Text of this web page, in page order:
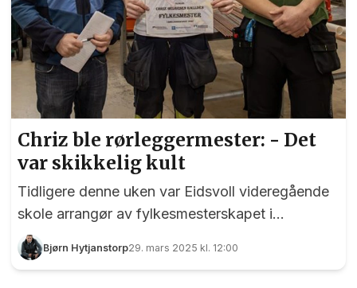
Chriz ble rørleggermester: - Det
var skikkelig kult
Tidligere denne uken var Eidsvoll videregående
skole arrangør av fylkesmesterskapet i
rørleggerfag. Seks elever fra Eidsvoll, Skedsmo
og Nesbru knivet om seieren, og det skulle vise
Bjørn Hytjanstorp29. mars 2025 kl. 12:00